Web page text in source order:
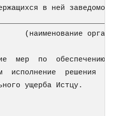
в ней заведомо
(наименование
мер  по  обеспечению
исполнение  решения
ущерба Истцу.